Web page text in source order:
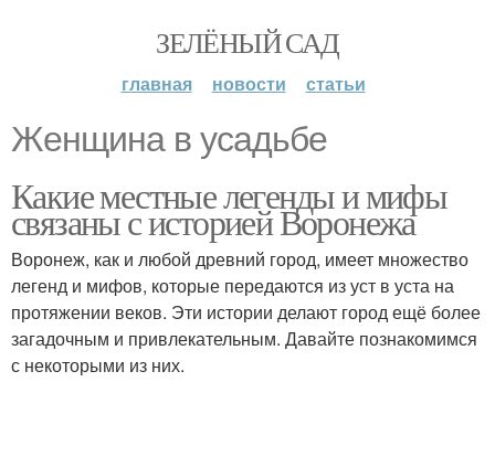
ЗЕЛЁНЫЙ САД
главная новости статьи
Женщина в усадьбе
Какие местные легенды и мифы
связаны с историей Воронежа
Воронеж, как и любой древний город, имеет множество
легенд и мифов, которые передаются из уст в уста на
протяжении веков. Эти истории делают город ещё более
загадочным и привлекательным. Давайте познакомимся
с некоторыми из них.